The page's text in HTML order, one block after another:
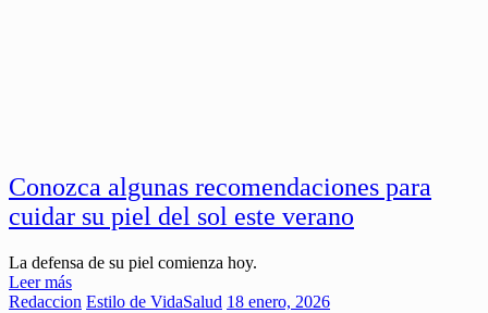
Conozca algunas recomendaciones para
cuidar su piel del sol este verano
La defensa de su piel comienza hoy.
Leer más
Redaccion Estilo de VidaSalud 18 enero, 2026